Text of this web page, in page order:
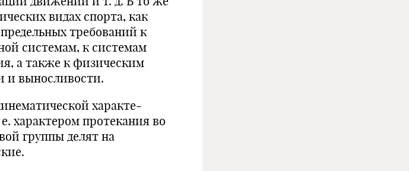
видах спорта, как
требований к
системам, к системам
а также к физическим
и выносливости.
характе­
характером протекания во
группы делят на